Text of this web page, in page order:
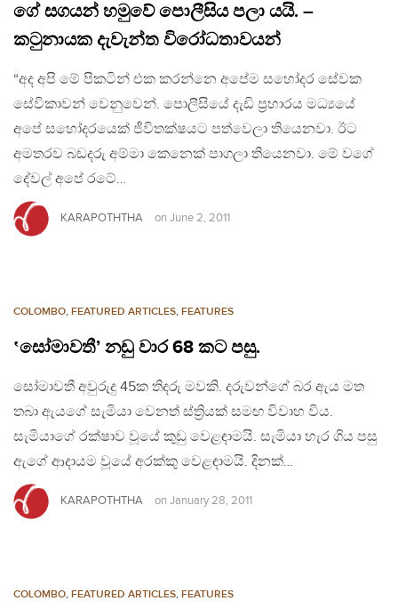
ගේ සගයන් හමුවේ පොලීසිය පලා යයි. –
කටුනායක දැවැන්ත විරෝධතාවයන්
“අද අපි මේ පිකටින් එක කරන්නෙ අපේම සහෝදර සේවක
සේවිකාවන් වෙනුවෙන්. පොලීසියේ දැඩි ප්‍රහාරය මධ්‍යයේ
අපේ සහෝදරයෙක් ජීවිතක්ෂයට පත්වෙලා තියෙනවා. ඊට
අමතරව බඩදරු අම්මා කෙනෙක් පාගලා තියෙනවා. මේ වගේ
දේවල් අපේ රටේ…
KARAPOTHTHA on June 2, 2011
COLOMBO, FEATURED ARTICLES, FEATURES
‛සෝමාවතී’ නඩු වාර 68 කට පසු.
සෝමාවතී අවුරුදු 45ක තිදරු මවකි. දරුවන්ගේ බර ඇය මත
තබා ඇයගේ සැමියා වෙනත් ස්ත්‍රියක් සමඟ විවාහ විය.
සැමියාගේ රක්ෂාව වූයේ කුඩු වෙළඳාමයි. සැමියා හැර ගිය පසු
ඇගේ ආදායම වූයේ අරක්කු වෙළඳාමයි. දිනක්…
KARAPOTHTHA on January 28, 2011
COLOMBO, FEATURED ARTICLES, FEATURES